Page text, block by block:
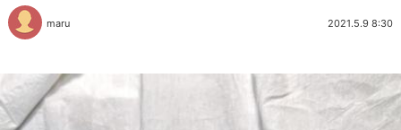
maru 2021.5.9 8:30